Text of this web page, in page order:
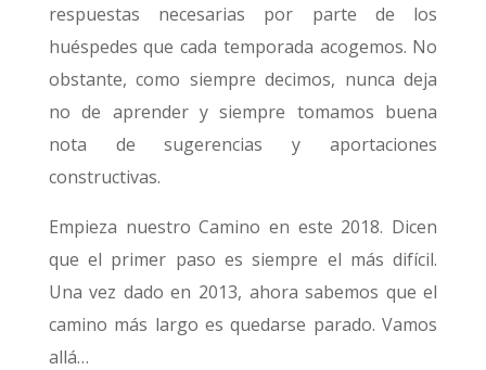
respuestas necesarias por parte de los
huéspedes que cada temporada acogemos. No
obstante, como siempre decimos, nunca deja
no de aprender y siempre tomamos buena
nota de sugerencias y aportaciones
constructivas.
Empieza nuestro Camino en este 2018. Dicen
que el primer paso es siempre el más difícil.
Una vez dado en 2013, ahora sabemos que el
camino más largo es quedarse parado. Vamos
allá…